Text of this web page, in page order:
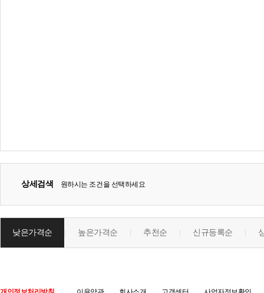
상세검색 원하시는 조건을 선택하세요
낮은가격순 높은가격순 추천순 신규등록순